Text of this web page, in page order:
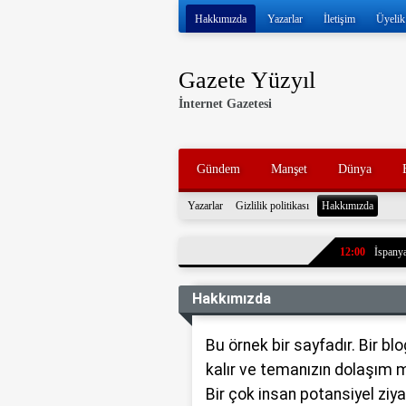
Hakkımızda Yazarlar İletişim Üyelik
Gazete Yüzyıl
İnternet Gazetesi
Gündem Manşet Dünya
Yazarlar Gizlilik politikası Hakkımızda
12:00
tankerleri
11:43
7 yıl
paylaştı.
Hakkımızda
Bu örnek bir sayfadır. Bir
kalır ve temanızın
Bir çok insan potansiyel